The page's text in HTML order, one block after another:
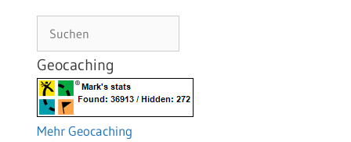
Geocaching
Mehr Geocaching